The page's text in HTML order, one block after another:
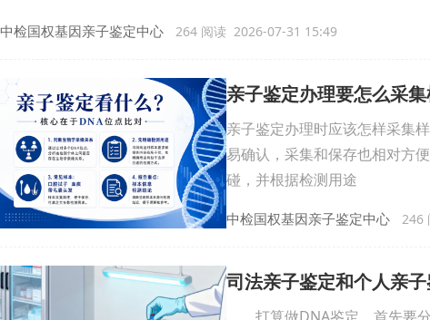
中检国权基因亲子鉴定中心 264 阅读 2026-07-31 15:49
亲子鉴定办理要怎么采集
亲子鉴定办理时应该怎样采集
易确认，采集和保存也相对方
碰，并根据检测用途
中检国权基因亲子鉴定中心 246
司法亲子鉴定和个人亲